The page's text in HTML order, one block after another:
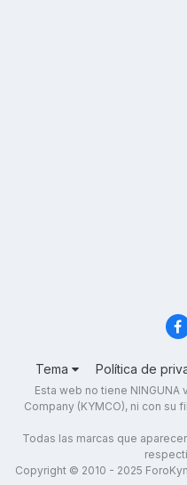
Tema Política de
Esta web no tiene NINGUNA
Company (KYMCO), ni con su
Todas las marcas que
Copyright © 2010 - 2025